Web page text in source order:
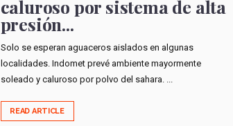
caluroso por sistema de alta
presión...
Solo se esperan aguaceros aislados en algunas
localidades. Indomet prevé ambiente mayormente
soleado y caluroso por polvo del sahara. ...
READ ARTICLE